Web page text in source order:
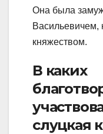
Она была
Васильевичем,
княжеством.
В каких
слуцкая